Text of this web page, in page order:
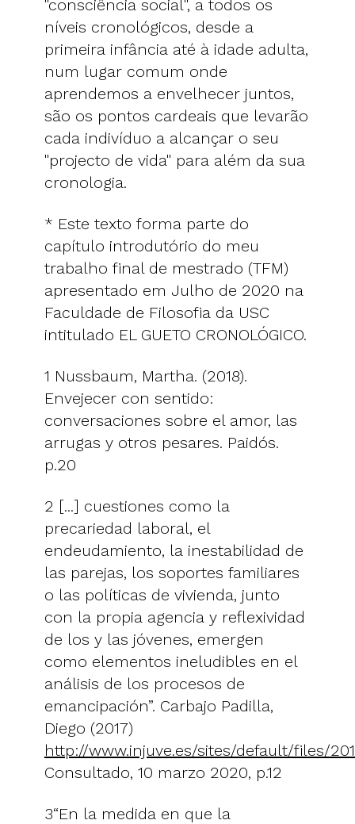
"consciência social", a todos os
níveis cronológicos, desde a
primeira infância até à idade adulta,
num lugar comum onde
aprendemos a envelhecer juntos,
são os pontos cardeais que levarão
cada indivíduo a alcançar o seu
"projecto de vida" para além da sua
cronologia.
* Este texto forma parte do
capítulo introdutório do meu
trabalho final de mestrado (TFM)
apresentado em Julho de 2020 na
Faculdade de Filosofia da USC
intitulado EL GUETO CRONOLÓGICO.
1 Nussbaum, Martha. (2018).
Envejecer con sentido:
conversaciones sobre el amor, las
arrugas y otros pesares. Paidós.
p.20
2 [...] cuestiones como la
precariedad laboral, el
endeudamiento, la inestabilidad de
las parejas, los soportes familiares
o las políticas de vivienda, junto
con la propia agencia y reflexividad
de los y las jóvenes, emergen
como elementos ineludibles en el
análisis de los procesos de
emancipación”. Carbajo Padilla,
Diego (2017)
http://www.injuve.es/sites/default/files/
Consultado, 10 marzo 2020, p.12
3“En la medida en que la